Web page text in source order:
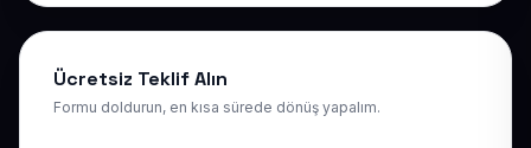
Ücretsiz Teklif Alın
Formu doldurun, en kısa sürede dönüş yapalım.